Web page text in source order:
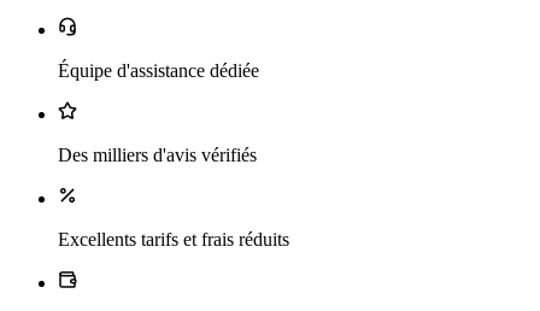
Équipe d'assistance dédiée
Des milliers d'avis vérifiés
Excellents tarifs et frais réduits